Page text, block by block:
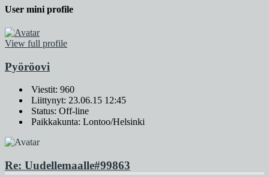
User mini profile
View full profile
Pyöröovi
Viestit: 960
Liittynyt: 23.06.15 12:45
Status: Off-line
Paikkakunta: Lontoo/Helsinki
Re: Uudellemaalle#99863